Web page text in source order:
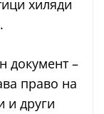
хиляди
документ –
право на
и други